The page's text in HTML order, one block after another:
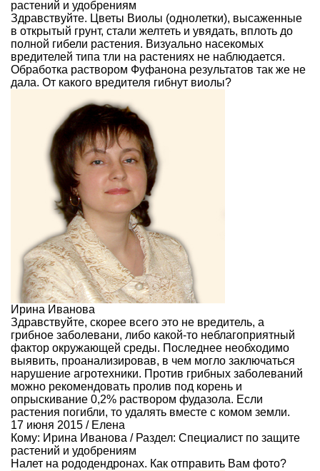
растений и удобрениям
Здравствуйте. Цветы Виолы (однолетки), высаженные
в открытый грунт, стали желтеть и увядать, вплоть до
полной гибели растения. Визуально насекомых
вредителей типа тли на растениях не наблюдается.
Обработка раствором Фуфанона результатов так же не
дала. От какого вредителя гибнут виолы?
Ирина Иванова
Здравствуйте, скорее всего это не вредитель, а
грибное заболевани, либо какой-то неблагоприятный
фактор окружающей среды. Последнее необходимо
выявить, проанализировав, в чем могло заключаться
нарушение агротехники. Против грибных заболеваний
можно рекомендовать пролив под корень и
опрыскивание 0,2% раствором фудазола. Если
растения погибли, то удалять вместе с комом земли.
17 июня 2015 / Елена
Кому: Ирина Иванова / Раздел: Специалист по защите
растений и удобрениям
Налет на рододендронах. Как отправить Вам фото?